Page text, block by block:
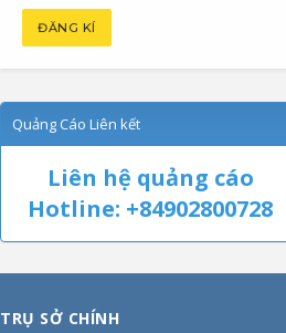
Quảng Cáo Liên kết
Liên hệ quảng cáo
Hotline: +84902800728
TRỤ SỞ CHÍNH